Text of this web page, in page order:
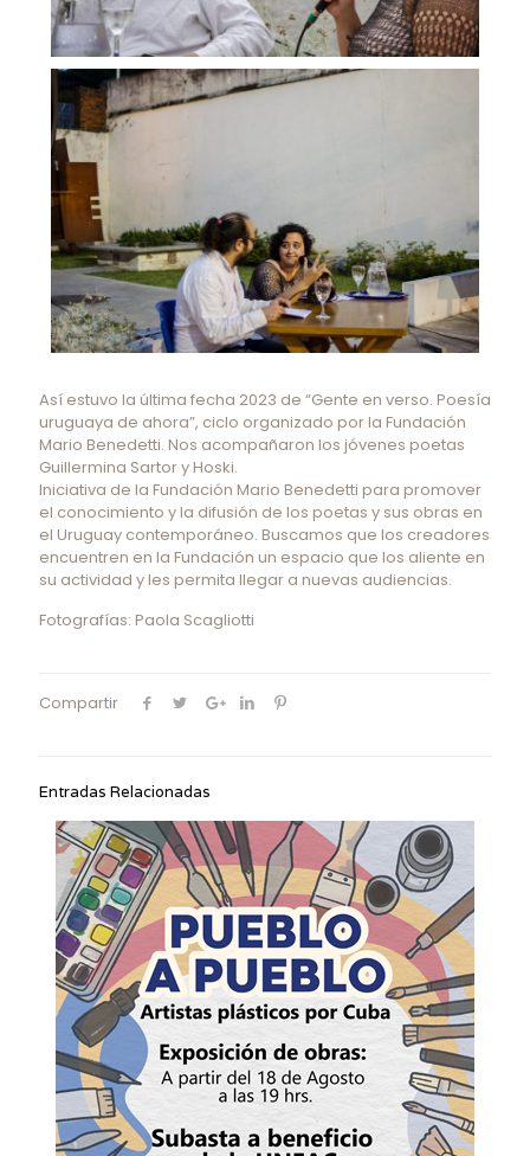
Así estuvo la última fecha 2023 de “Gente en verso. Poesía
uruguaya de ahora”, ciclo organizado por la Fundación
Mario Benedetti. Nos acompañaron los jóvenes poetas
Guillermina Sartor y Hoski.
Iniciativa de la Fundación Mario Benedetti para promover
el conocimiento y la difusión de los poetas y sus obras en
el Uruguay contemporáneo. Buscamos que los creadores
encuentren en la Fundación un espacio que los aliente en
su actividad y les permita llegar a nuevas audiencias.
Fotografías: Paola Scagliotti
Compartir
Entradas Relacionadas